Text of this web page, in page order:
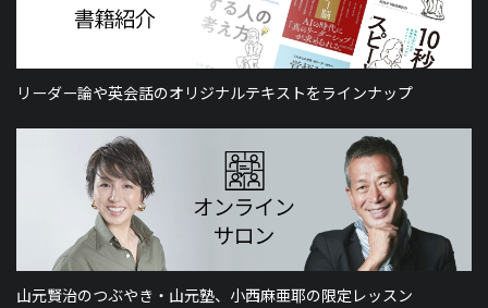
リーダー論や英会話のオリジナルテキストをラインナップ
山元賢治のつぶやき・山元塾、小西麻亜耶の限定レッスン